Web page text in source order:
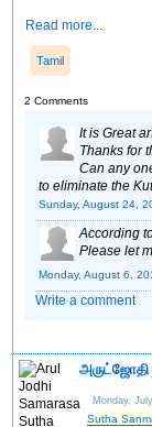
Read more...
Tamil
2 Comments
It is Great
Thanks for
Can any
to eliminate the
Sunday, August 24,
According
Please let
Monday, August 6,
Write a comment
Monday,
Sutha